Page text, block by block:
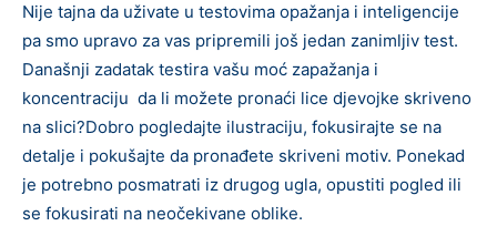
Nije tajna da uživate u testovima opažanja i inteligencije
pa smo upravo za vas pripremili još jedan zanimljiv test.
Današnji zadatak testira vašu moć zapažanja i
koncentraciju da li možete pronaći lice djevojke skriveno
na slici?Dobro pogledajte ilustraciju, fokusirajte se na
detalje i pokušajte da pronađete skriveni motiv. Ponekad
je potrebno posmatrati iz drugog ugla, opustiti pogled ili
se fokusirati na neočekivane oblike.